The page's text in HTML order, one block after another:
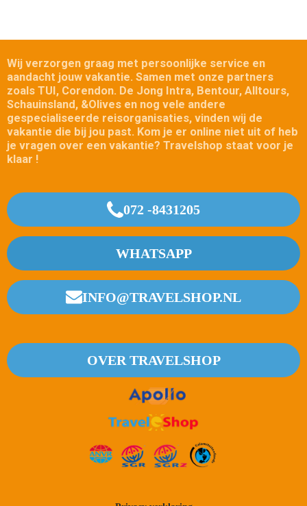
Wij verzorgen graag met persoonlijke service en
aandacht jouw vakantie. Samen met onze partners
zoals TUI, Corendon. De Jong Intra, Bentour, Alltours,
Schauinsland, &Olives en nog vele andere
gespecialiseerde reisorganisaties, vinden wij de
vakantie die bij jou past. Kom je er online niet uit of heb
je vragen over een vakantie? Travelshop staat voor je
klaar !
072 -8431205
WHATSAPP
INFO@TRAVELSHOP.NL
OVER TRAVELSHOP